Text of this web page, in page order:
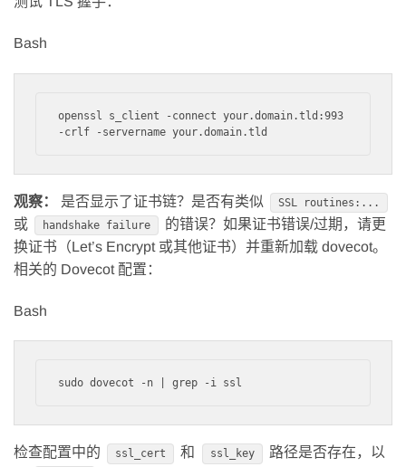
Bash
openssl s_client -connect your.domain.tld:993
观察： 是否显示了证书链？是否有类似 SSL routines:...
或 handshake failure
的错误？如果证书错误/过期，请更
换证书（Let’s Encrypt 或其他证书）并重新加载 dovecot。
相关的 Dovecot 配置：
Bash
检查配置中的 ssl_cert 和 ssl_key 路径是否存在，以